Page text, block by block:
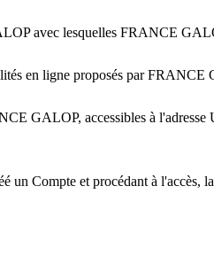
avec lesquelles FRANCE
en ligne proposés par
GALOP, accessibles à l'adresse
un Compte et procédant à